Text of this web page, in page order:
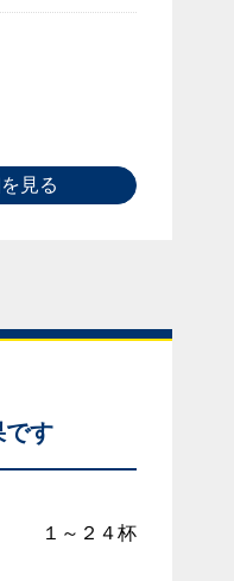
見る
です
１～２４杯